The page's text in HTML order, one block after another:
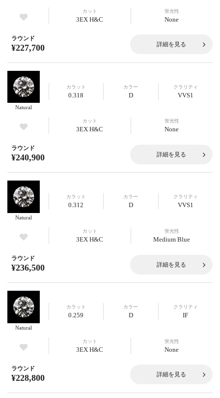
カット
3EX H&C
蛍光性
None
ラウンド
¥227,700 詳細を見る
Natural
カラット
0.318
カラー
D
クラリティ
VVS1
カット
3EX H&C
蛍光性
None
ラウンド
¥240,900 詳細を見る
Natural
カラット
0.312
カラー
D
クラリティ
VVS1
カット
3EX H&C
蛍光性
Medium Blue
ラウンド
¥236,500 詳細を見る
Natural
カラット
0.259
カラー
D
クラリティ
IF
カット
3EX H&C
蛍光性
None
ラウンド
¥228,800 詳細を見る